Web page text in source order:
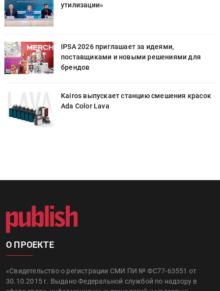
утилизации»
IPSA 2026 приглашает за идеями,
поставщиками и новыми решениями для
брендов
Kairos выпускает станцию смешения красок
Ada Color Lava
О ПРОЕКТЕ
«Свидетельство о регистрации СМИ ПИ № ФС77-63551 от
30.10.2015 г. Выдано Федеральной службой по надзору в